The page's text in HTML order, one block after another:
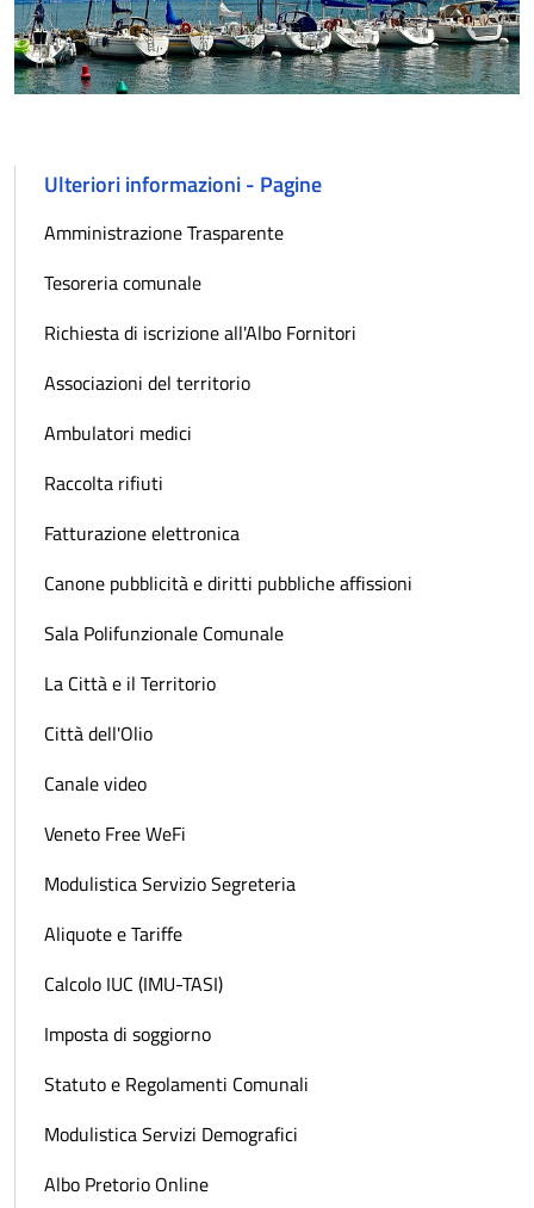
Ulteriori informazioni - Pagine
Amministrazione Trasparente
Tesoreria comunale
Richiesta di iscrizione all'Albo Fornitori
Associazioni del territorio
Ambulatori medici
Raccolta rifiuti
Fatturazione elettronica
Canone pubblicità e diritti pubbliche affissioni
Sala Polifunzionale Comunale
La Città e il Territorio
Città dell'Olio
Canale video
Veneto Free WeFi
Modulistica Servizio Segreteria
Aliquote e Tariffe
Calcolo IUC (IMU-TASI)
Imposta di soggiorno
Statuto e Regolamenti Comunali
Modulistica Servizi Demografici
Albo Pretorio Online